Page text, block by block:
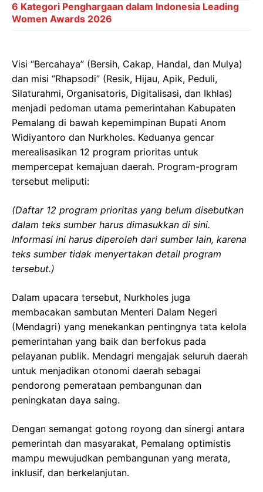
6 Kategori Penghargaan dalam Indonesia Leading
Women Awards 2026
Visi “Bercahaya” (Bersih, Cakap, Handal, dan Mulya)
dan misi “Rhapsodi” (Resik, Hijau, Apik, Peduli,
Silaturahmi, Organisatoris, Digitalisasi, dan Ikhlas)
menjadi pedoman utama pemerintahan Kabupaten
Pemalang di bawah kepemimpinan Bupati Anom
Widiyantoro dan Nurkholes. Keduanya gencar
merealisasikan 12 program prioritas untuk
mempercepat kemajuan daerah. Program-program
tersebut meliputi:
(Daftar 12 program prioritas yang belum disebutkan
dalam teks sumber harus dimasukkan di sini.
Informasi ini harus diperoleh dari sumber lain, karena
teks sumber tidak menyertakan detail program
tersebut.)
Dalam upacara tersebut, Nurkholes juga
membacakan sambutan Menteri Dalam Negeri
(Mendagri) yang menekankan pentingnya tata kelola
pemerintahan yang baik dan berfokus pada
pelayanan publik. Mendagri mengajak seluruh daerah
untuk menjadikan otonomi daerah sebagai
pendorong pemerataan pembangunan dan
peningkatan daya saing.
Dengan semangat gotong royong dan sinergi antara
pemerintah dan masyarakat, Pemalang optimistis
mampu mewujudkan pembangunan yang merata,
inklusif, dan berkelanjutan.